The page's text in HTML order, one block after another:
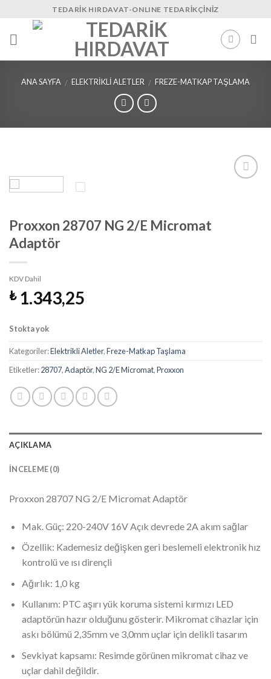
content
TEDARIK HIRDAVAT-ONLINE TEDARIKÇINIZ
ANA SAYFA / ELEKTRIKLI ALETLER / FREZE-MATKAP TAŞLAMA
Proxxon 28707 NG 2/E Micromat
Adaptör
KDV Dahil
₺1.343,25
Stokta yok
Kategoriler:Elektrikli Aletler,Freze-Matkap Taşlama
Etiketler:28707,Adaptör,NG 2/E Micromat,Proxxon
AÇIKLAMA
İNCELEME (0)
Proxxon 28707 NG 2/E Micromat Adaptör
Mak. Güç: 220-240V 16V Açık devrede 2A akım sağlar
Özellik: Kademesiz değişken geri beslemeli elektronik hız
kontrolü ve ısı dirençli
Ağırlık: 1,0 kg
Kullanım: PTC aşırı yük koruma sistemi kırmızı LED
adaptörün hazır olduğunu gösterir. Mikromat cihazlar için
askı bölümü 2,35mm ve 3,0mm uçlar için delikli tasarım
Sevkiyat kapsamı: Resimde görünen mikromat cihaz ve
uçlar dahil değildir.